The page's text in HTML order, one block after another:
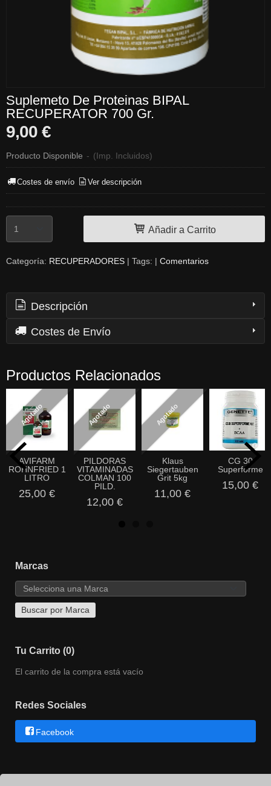
Marcas
Tu Carrito (0)
El carrito de la compra está vacío
Redes Sociales
Facebook
Suplemeto De Proteinas BIPAL
RECUPERATOR 700 Gr.
9,00 €
Producto Disponible - (Imp. Incluidos)
Costes de envío Ver descripción
Añadir a Carrito
Categoría: RECUPERADORES | Tags: | Comentarios
Descripción
Costes de Envío
Productos Relacionados
Agotado
AVIFARM
ROHNFRIED 1
LITRO
25,00 €
Agotado
PILDORAS
VITAMINADAS
COLMAN 100
PILD.
12,00 €
Agotado
Klaus
Siegertauben
Grit 5kg
11,00 €
CG 30
Superforme
15,00 €